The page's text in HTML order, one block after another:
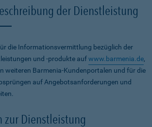
der Dienstleistung
die Informationsvermittlung bezüglich der
und -produkte aufwww.barmenia.de,
weiteren Barmenia-Kundenportalen und für die
auf Angebotsanforderungen und
zur Dienstleistung